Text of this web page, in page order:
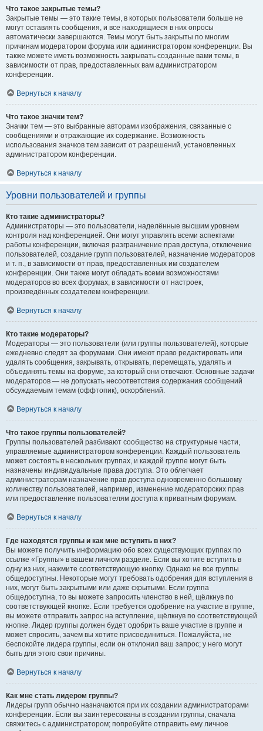
Что такое закрытые темы?
Закрытые темы — это такие темы, в которых пользователи больше не
могут оставлять сообщения, и все находящиеся в них опросы
автоматически завершаются. Темы могут быть закрыты по многим
причинам модератором форума или администратором конференции. Вы
также можете иметь возможность закрывать созданные вами темы, в
зависимости от прав, предоставленных вам администратором
конференции.
Вернуться к началу
Что такое значки тем?
Значки тем — это выбранные авторами изображения, связанные с
сообщениями и отражающие их содержание. Возможность
использования значков тем зависит от разрешений, установленных
администратором конференции.
Вернуться к началу
Уровни пользователей и группы
Кто такие администраторы?
Администраторы — это пользователи, наделённые высшим уровнем
контроля над конференцией. Они могут управлять всеми аспектами
работы конференции, включая разграничение прав доступа, отключение
пользователей, создание групп пользователей, назначение модераторов
и т. п., в зависимости от прав, предоставленных им создателем
конференции. Они также могут обладать всеми возможностями
модераторов во всех форумах, в зависимости от настроек,
произведённых создателем конференции.
Вернуться к началу
Кто такие модераторы?
Модераторы — это пользователи (или группы пользователей), которые
ежедневно следят за форумами. Они имеют право редактировать или
удалять сообщения, закрывать, открывать, перемещать, удалять и
объединять темы на форуме, за который они отвечают. Основные задачи
модераторов — не допускать несоответствия содержания сообщений
обсуждаемым темам (оффтопик), оскорблений.
Вернуться к началу
Что такое группы пользователей?
Группы пользователей разбивают сообщество на структурные части,
управляемые администратором конференции. Каждый пользователь
может состоять в нескольких группах, и каждой группе могут быть
назначены индивидуальные права доступа. Это облегчает
администраторам назначение прав доступа одновременно большому
количеству пользователей, например, изменение модераторских прав
или предоставление пользователям доступа к приватным форумам.
Вернуться к началу
Где находятся группы и как мне вступить в них?
Вы можете получить информацию обо всех существующих группах по
ссылке «Группы» в вашем личном разделе. Если вы хотите вступить в
одну из них, нажмите соответствующую кнопку. Однако не все группы
общедоступны. Некоторые могут требовать одобрения для вступления в
них, могут быть закрытыми или даже скрытыми. Если группа
общедоступна, то вы можете запросить членство в ней, щёлкнув по
соответствующей кнопке. Если требуется одобрение на участие в группе,
вы можете отправить запрос на вступление, щёлкнув по соответствующей
кнопке. Лидер группы должен будет одобрить ваше участие в группе и
может спросить, зачем вы хотите присоединиться. Пожалуйста, не
беспокойте лидера группы, если он отклонил ваш запрос; у него могут
быть для этого свои причины.
Вернуться к началу
Как мне стать лидером группы?
Лидеры групп обычно назначаются при их создании администраторами
конференции. Если вы заинтересованы в создании группы, сначала
свяжитесь с администратором; попробуйте отправить ему личное